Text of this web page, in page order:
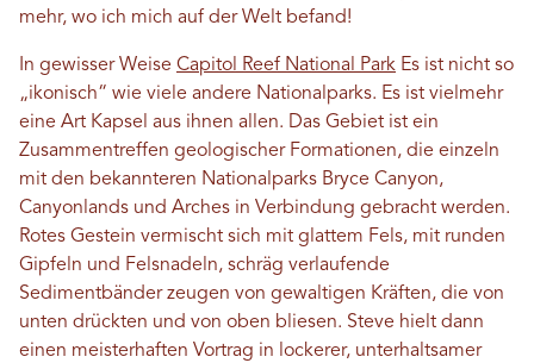
mehr, wo ich mich auf der Welt befand!
In gewisser Weise Capitol Reef National Park Es ist nicht so
„ikonisch“ wie viele andere Nationalparks. Es ist vielmehr
eine Art Kapsel aus ihnen allen. Das Gebiet ist ein
Zusammentreffen geologischer Formationen, die einzeln
mit den bekannteren Nationalparks Bryce Canyon,
Canyonlands und Arches in Verbindung gebracht werden.
Rotes Gestein vermischt sich mit glattem Fels, mit runden
Gipfeln und Felsnadeln, schräg verlaufende
Sedimentbänder zeugen von gewaltigen Kräften, die von
unten drückten und von oben bliesen. Steve hielt dann
einen meisterhaften Vortrag in lockerer, unterhaltsamer